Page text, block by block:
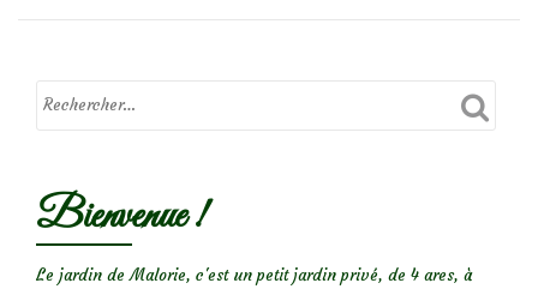
Bienvenue !
Le jardin de Malorie, c'est un petit jardin privé, de 4 ares, à